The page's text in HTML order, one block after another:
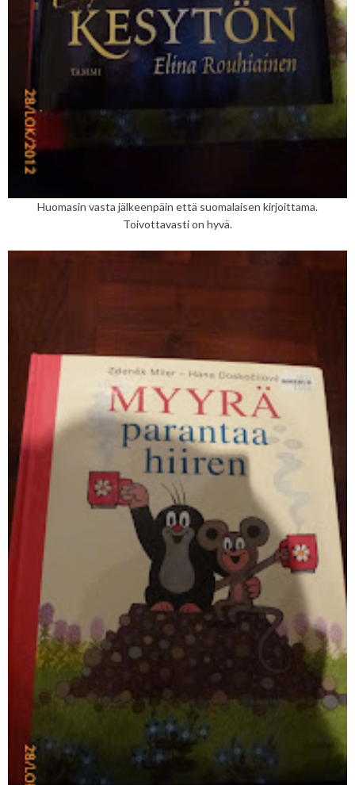
Huomasin vasta jälkeenpäin että suomalaisen kirjoittama.
Toivottavasti on hyvä.